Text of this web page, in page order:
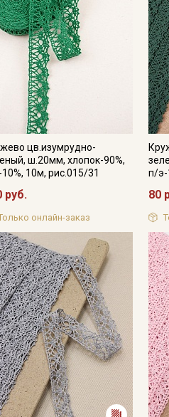
цв.изумрудно-
ш.20мм, хлопок-90%,
10м, рис.015/31
руб.
онлайн-заказ
п/э-
80
Мы
Электронная